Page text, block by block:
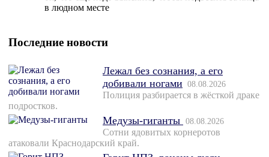
в людном месте
Последние новости
Лежал без сознания, а его
добивали ногами 08.08.2026
Полиция разбирается в жёсткой драке
подростков.
Медузы-гиганты 08.08.2026
Сотни ядовитых корнеротов
атаковали Краснодарский край.